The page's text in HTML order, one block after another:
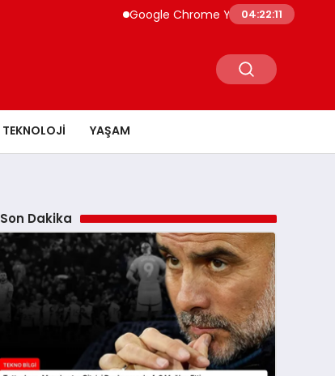
Google Chrome Yapay Zeka ile
04:22:12
TEKNOLOJI YAŞAM
Son Dakika